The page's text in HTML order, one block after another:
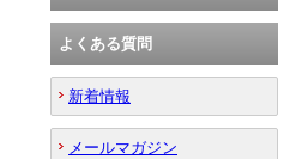
よくある質問
新着情報
メールマガジン